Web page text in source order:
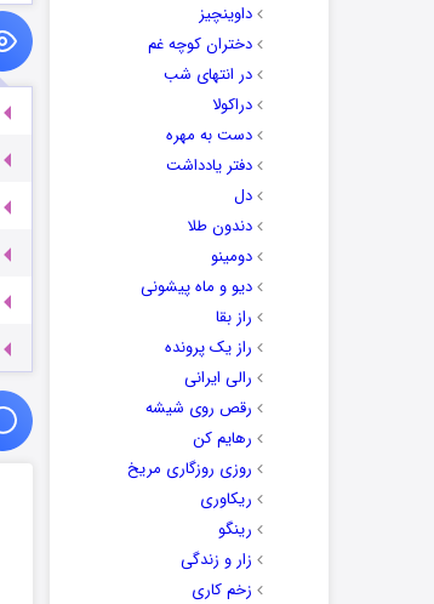
داوینچیز
دختران کوچه غم
در انتهای شب
دراکولا
دست به مهره
دفتر یادداشت
دل
دندون طلا
دومینو
دیو و ماه پیشونی
راز بقا
راز یک پرونده
رالی ایرانی
رقص روی شیشه
رهایم کن
روزی روزگاری مریخ
ریکاوری
رینگو
زار و زندگی
زخم کاری